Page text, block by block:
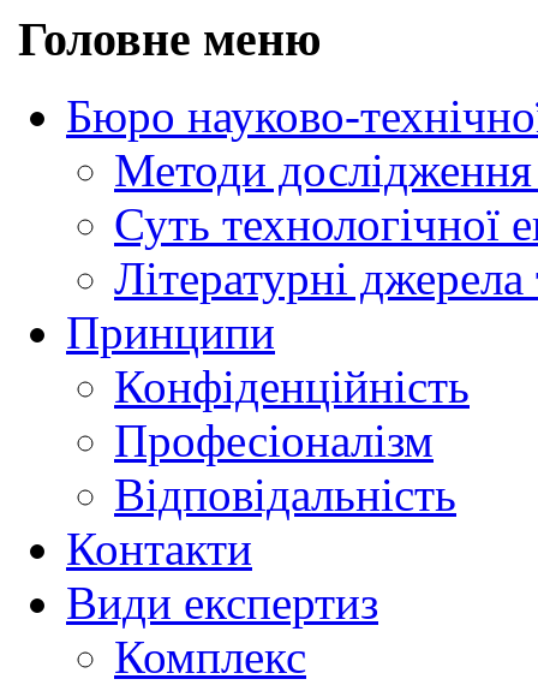
Головне меню
Бюро науково-
Методи
Суть технологічної
Літературні джерела
Принципи
Конфіденційність
Професіоналізм
Відповідальність
Контакти
Види експертиз
Комплекс